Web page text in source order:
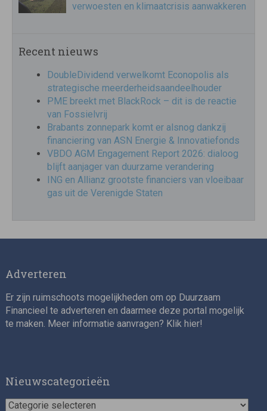
verwoesten en klimaatcrisis aanwakkeren
Recent nieuws
DoubleDividend verwelkomt Econopolis als
strategische meerderheidsaandeelhouder
PME breekt met BlackRock – dit is de reactie
van Fossielvrij
Brabants zonnepark komt er alsnog dankzij
financiering van ASN Energie & Innovatiefonds
VBDO AGM Engagement Report 2026: dialoog
blijft aanjager van duurzame verandering
ING en Allianz grootste financiers van vloeibaar
gas uit de Verenigde Staten
Adverteren
Er zijn ruimschoots mogelijkheden om op Duurzaam
Financieel te adverteren en daarmee deze portal mogelijk
te maken. Meer informatie aanvragen? Klik hier!
Nieuwscategorieën
Nieuwscategorieën